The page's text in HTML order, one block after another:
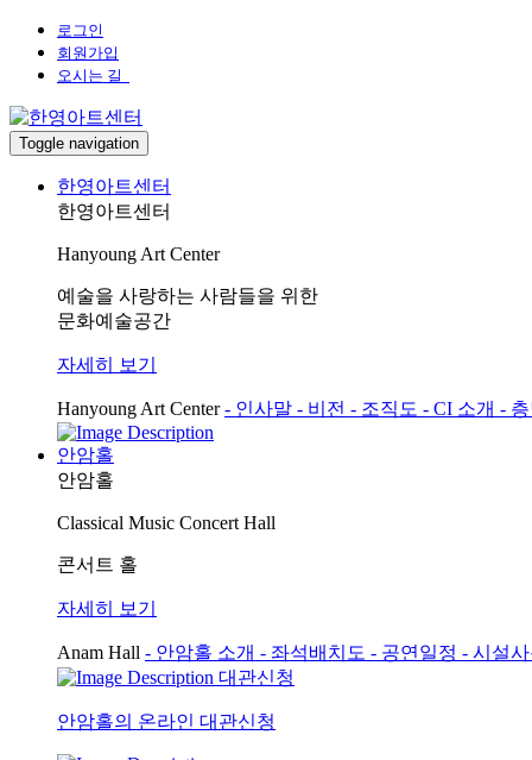
로그인
회원가입
오시는 길
Toggle navigation
한영아트센터
한영아트센터
Hanyoung Art Center
예술을 사랑하는 사람들을 위한
문화예술공간
자세히 보기
Hanyoung Art Center - 인사말 - 비전 - 조직도 - CI 소개 -
안암홀
안암홀
Classical Music Concert Hall
콘서트 홀
자세히 보기
Anam Hall - 안암홀 소개 - 좌석배치도 - 공연일정 - 시설
대관신청
안암홀의 온라인 대관신청